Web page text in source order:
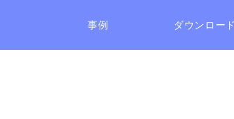
事例 ダウンロード